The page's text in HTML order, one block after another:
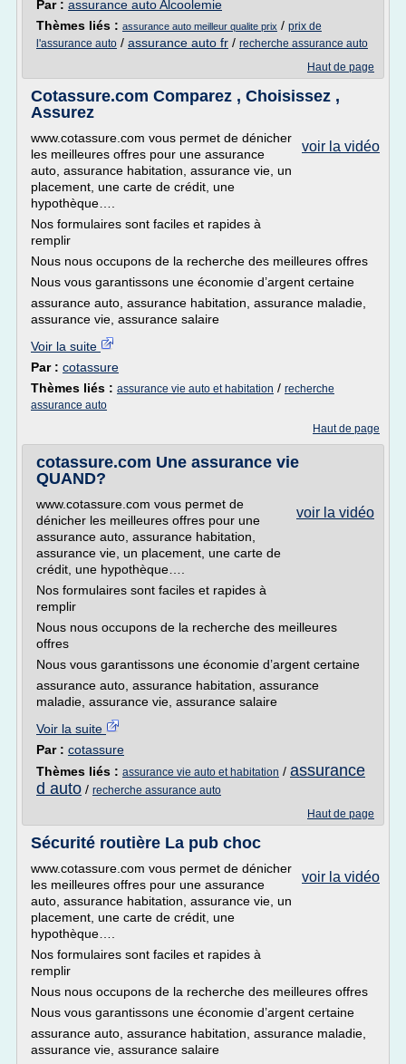
Par : assurance auto Alcoolemie
Thèmes liés : assurance auto meilleur qualite prix / prix de
l'assurance auto / assurance auto fr / recherche assurance auto
Haut de page
Cotassure.com Comparez , Choisissez ,
Assurez
voir la vidéo
www.cotassure.com vous permet de dénicher
les meilleures offres pour une assurance
auto, assurance habitation, assurance vie, un
placement, une carte de crédit, une
hypothèque….
Nos formulaires sont faciles et rapides à
remplir
Nous nous occupons de la recherche des meilleures offres
Nous vous garantissons une économie d’argent certaine
assurance auto, assurance habitation, assurance maladie,
assurance vie, assurance salaire
Voir la suite
Par : cotassure
Thèmes liés : assurance vie auto et habitation / recherche
assurance auto
Haut de page
cotassure.com Une assurance vie
QUAND?
voir la vidéo
www.cotassure.com vous permet de
dénicher les meilleures offres pour une
assurance auto, assurance habitation,
assurance vie, un placement, une carte de
crédit, une hypothèque….
Nos formulaires sont faciles et rapides à
remplir
Nous nous occupons de la recherche des meilleures
offres
Nous vous garantissons une économie d’argent certaine
assurance auto, assurance habitation, assurance
maladie, assurance vie, assurance salaire
Voir la suite
Par : cotassure
Thèmes liés : assurance vie auto et habitation / assurance
d auto / recherche assurance auto
Haut de page
Sécurité routière La pub choc
voir la vidéo
www.cotassure.com vous permet de dénicher
les meilleures offres pour une assurance
auto, assurance habitation, assurance vie, un
placement, une carte de crédit, une
hypothèque….
Nos formulaires sont faciles et rapides à
remplir
Nous nous occupons de la recherche des meilleures offres
Nous vous garantissons une économie d’argent certaine
assurance auto, assurance habitation, assurance maladie,
assurance vie, assurance salaire